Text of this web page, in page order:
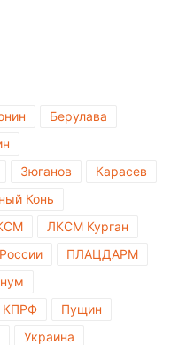
Берулава
Зюганов
Карасев
Конь
ЛКСМ Курган
ПЛАЦДАРМ
КПРФ
Пущин
Украина